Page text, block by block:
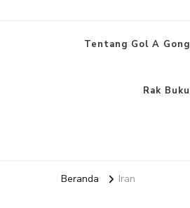
Tentang Gol A Gong
Rak Buku
Beranda Iran